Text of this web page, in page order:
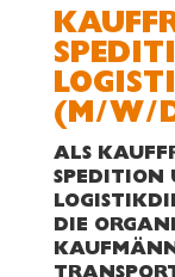
(M/W/
ALS
SPEDITION
DIE